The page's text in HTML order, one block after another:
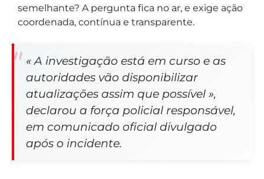
semelhante? A pergunta fica no ar, e exige ação
coordenada, contínua e transparente.
« A investigação está em curso e as
autoridades vão disponibilizar
atualizações assim que possível »,
declarou a força policial responsável,
em comunicado oficial divulgado
após o incidente.